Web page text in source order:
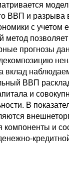
ВВП и разрыва
с учетом
метод позволяет
прогнозы
вклад
ВВП
и
В
компоненты и